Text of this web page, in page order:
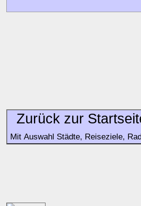
Mit Auswahl Städte, Reiseziele,